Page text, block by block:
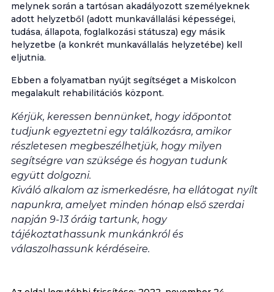
melynek során a tartósan akadályozott személyeknek
adott helyzetből (adott munkavállalási képességei,
tudása, állapota, foglalkozási státusza) egy másik
helyzetbe (a konkrét munkavállalás helyzetébe) kell
eljutnia.
Ebben a folyamatban nyújt segítséget a Miskolcon
megalakult rehabilitációs központ.
Kérjük, keressen bennünket, hogy időpontot
tudjunk egyeztetni egy találkozásra, amikor
részletesen megbeszélhetjük, hogy milyen
segítségre van szüksége és hogyan tudunk
együtt dolgozni.
Kiváló alkalom az ismerkedésre, ha ellátogat nyílt
napunkra, amelyet minden hónap első szerdai
napján 9-13 óráig tartunk, hogy
tájékoztathassunk munkánkról és
válaszolhassunk kérdéseire.